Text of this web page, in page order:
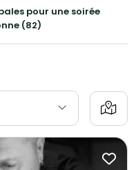
pour une soirée
(82)